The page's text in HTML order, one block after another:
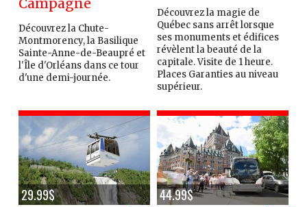
Campagne
Découvrez la Chute-
Montmorency, la Basilique
Sainte-Anne-de-Beaupré et
l'Île d'Orléans dans ce tour
d'une demi-journée.
Découvrez la magie de
Québec sans arrêt lorsque
ses monuments et édifices
révèlent la beauté de la
capitale. Visite de 1 heure.
Places Garanties au niveau
supérieur.
29.99$ 44.99$